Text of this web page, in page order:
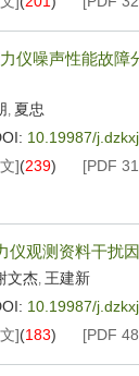
仪噪声性能故
, 夏忠
10.19987/
](239) [PDF
仪观测资料干扰
文杰, 王建新
10.19987/
](183) [PDF